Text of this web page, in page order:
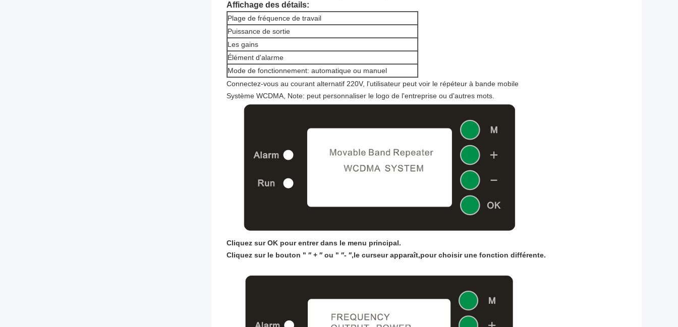
Affichage des détails:
Plage de fréquence de travail
Puissance de sortie
Les gains
Élément d'alarme
Mode de fonctionnement: automatique ou manuel
Connectez-vous au courant alternatif 220V, l'utilisateur peut voir le répéteur à bande mobile
Système WCDMA, Note: peut personnaliser le logo de l'entreprise ou d'autres mots.
Cliquez sur OK pour entrer dans le menu principal.
Cliquez sur le bouton " ′′ + ′′ ou " ′′- ′′,le curseur apparaît,pour choisir une fonction différente.